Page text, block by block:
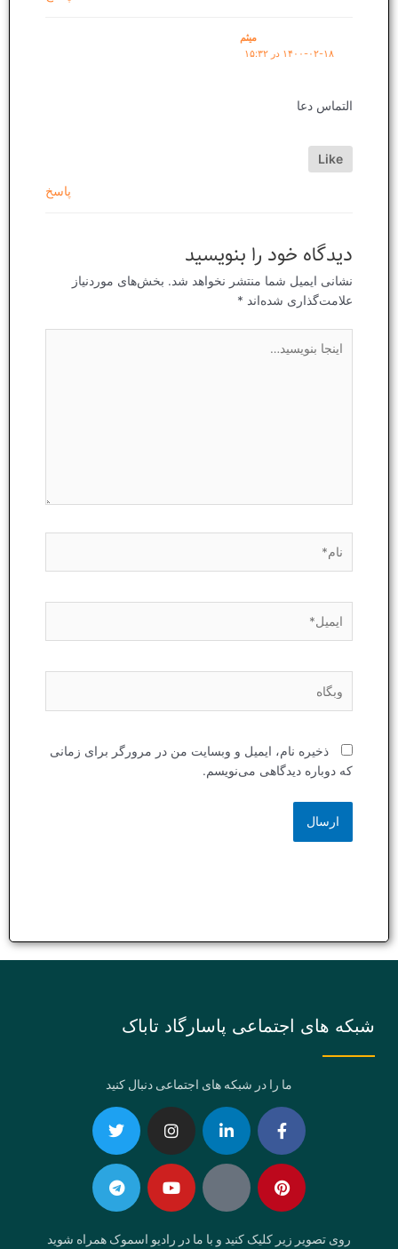
میثم
۱۴۰۰-۰۲-۱۸ در ۱۵:۳۲
التماس دعا
Like
پاسخ
دیدگاه‌ خود را بنویسید
نشانی ایمیل شما منتشر نخواهد شد. بخش‌های موردنیاز
علامت‌گذاری شده‌اند *
بنویسید…
ذخیره نام، ایمیل و وبسایت من در مرورگر برای زمانی
که دوباره دیدگاهی می‌نویسم.
شبکه های اجتماعی پاسارگاد تاباک
ما را در شبکه های اجتماعی دنبال کنید
Facebook-
f
Linkedin-
in
Instagram
Twitter Pinterest
Eaparat
Youtube
Telegram
روی تصویر زیر کلیک کنید و با ما در رادیو اسموک همراه شوید